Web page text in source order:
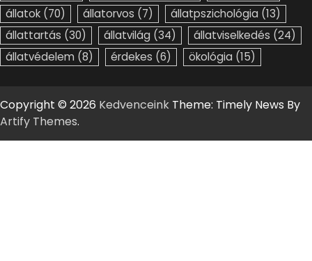
állatok (70) állatorvos (7) állatpszichológia (13)
állattartás (30) állatvilág (34) állatviselkedés (24)
állatvédelem (8) érdekes (6) ökológia (15)
Copyright © 2026 Kedvenceink Theme: Timely News By
Artify Themes.